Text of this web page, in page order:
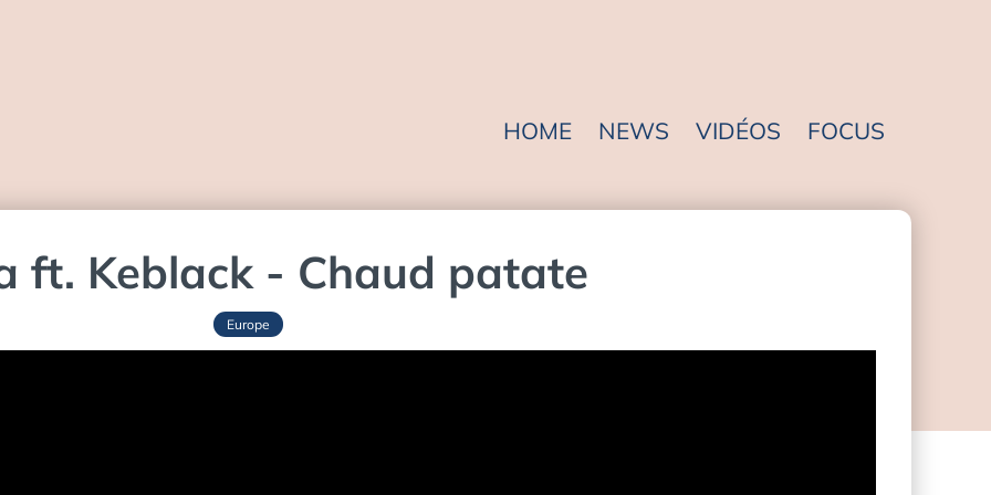
HOME NEWS VIDÉOS FOCUS
ft. Keblack - Chaud patate
Europe